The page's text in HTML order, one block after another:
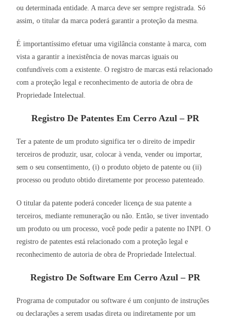
ou determinada entidade. A marca deve ser sempre registrada. Só
assim, o titular da marca poderá garantir a proteção da mesma.
É importantíssimo efetuar uma vigilância constante à marca, com
vista a garantir a inexistência de novas marcas iguais ou
confundíveis com a existente. O registro de marcas está relacionado
com a proteção legal e reconhecimento de autoria de obra de
Propriedade Intelectual.
Registro De Patentes Em Cerro Azul – PR
Ter a patente de um produto significa ter o direito de impedir
terceiros de produzir, usar, colocar à venda, vender ou importar,
sem o seu consentimento, (i) o produto objeto de patente ou (ii)
processo ou produto obtido diretamente por processo patenteado.
O titular da patente poderá conceder licença de sua patente a
terceiros, mediante remuneração ou não. Então, se tiver inventado
um produto ou um processo, você pode pedir a patente no INPI. O
registro de patentes está relacionado com a proteção legal e
reconhecimento de autoria de obra de Propriedade Intelectual.
Registro De Software Em Cerro Azul – PR
Programa de computador ou software é um conjunto de instruções
ou declarações a serem usadas direta ou indiretamente por um